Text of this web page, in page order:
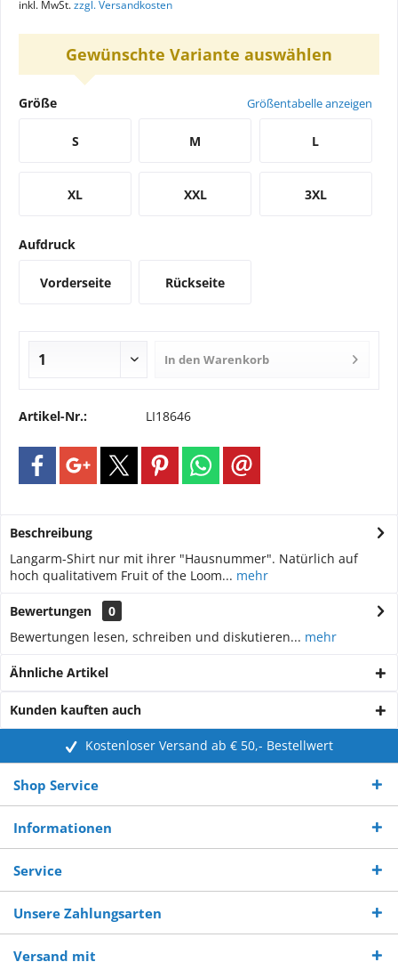
inkl. MwSt.zzgl. Versandkosten
Gewünschte Variante auswählen
Größe Größentabelle anzeigen
S M L
XL XXL 3XL
Aufdruck
Vorderseite Rückseite
In den Warenkorb
Artikel-Nr.: LI18646
Beschreibung
Langarm-Shirt nur mit ihrer "Hausnummer". Natürlich auf
hoch qualitativem Fruit of the Loom... mehr
Bewertungen
0
Bewertungen lesen, schreiben und diskutieren... mehr
Ähnliche Artikel
Kunden kauften auch
Kostenloser Versand ab € 50,- Bestellwert
Shop Service
Informationen
Service
Unsere Zahlungsarten
Versand mit